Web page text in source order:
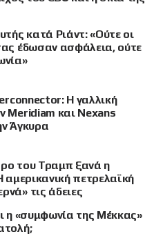
κατά Ριάντ: «Ούτε οι
έδωσαν ασφάλεια, ούτε
Η γαλλική
Meridiam και Nexans
Άγκυρα
του Τραμπ ξανά η
αμερικανική πετρελαϊκή
τις άδειες
η «συμφωνία της Μέκκας»